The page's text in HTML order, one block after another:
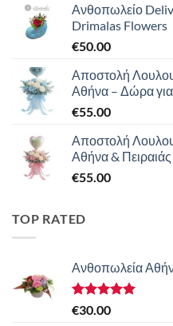
Ανθοπωλείο
Drimalas Flowers
€50.00
Αποστολή
Αθήνα – Δώρα
€55.00
Αποστολή
Αθήνα & Πειραιάς
€55.00
TOP RATED
Ανθοπωλεία
Βαθμολογήθηκε
€30.00